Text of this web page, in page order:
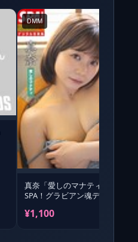
DMM
真奈「愛しのマナティ」
SPA！グラビアン魂デジタ
¥1,100